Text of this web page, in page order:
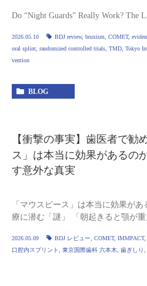
Do “Night Guards” Really Work? The
2026.05.10 BDJ review, bruxism COMET,
oral splint randomized controlled trials TMD Tokyo
vention
BLOG
【衝撃の事実】歯医者で勧
ス」は本当に効果があるの
す意外な真実
「マウスピース」は本当に効果が
療に潜む「謎」 「朝起きると顎が
2026.05.09 BDJ レビュー, COMET, IMMPACT,
口腔内スプリント, 東京国際歯科 六本木, 歯ぎしり,